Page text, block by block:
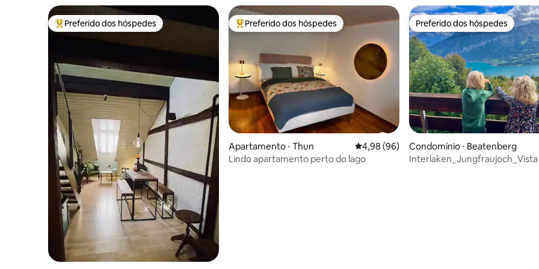
Entre os melhores preferidos dos hóspedes
Preferido dos hóspedes Entre os melhores preferidos dos hóspedes
Preferido dos hóspedes
Apartamento ⋅ Thun 4,98 de uma avaliação média de 5, 96
4,98 (96)
Lindo apartamento perto do lago
Preferido dos hóspedes
Preferido dos hóspedes
Condomínio ⋅ Beatenberg
Interlaken_Jungfraujoch_Vista